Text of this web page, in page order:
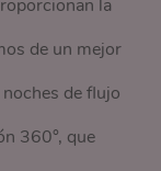
la
de un mejor
de flujo
360°, que